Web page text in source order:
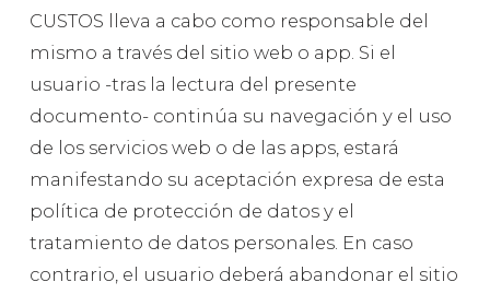
CUSTOS lleva a cabo como responsable del
mismo a través del sitio web o app. Si el
usuario -tras la lectura del presente
documento- continúa su navegación y el uso
de los servicios web o de las apps, estará
manifestando su aceptación expresa de esta
política de protección de datos y el
tratamiento de datos personales. En caso
contrario, el usuario deberá abandonar el sitio